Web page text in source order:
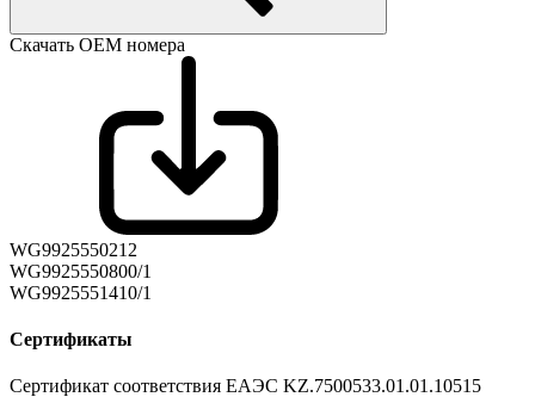
Скачать ОЕМ номера
WG9925550212
WG9925550800/1
WG9925551410/1
Сертификаты
Сертификат соответствия ЕАЭС KZ.7500533.01.01.10515